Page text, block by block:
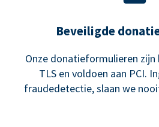
Beveiligde
Onze donatieformulieren zijn
TLS en voldoen aan PCI.
fraudedetectie, slaan we